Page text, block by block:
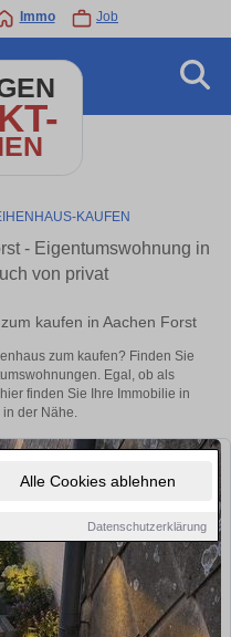
Alle Cookies ablehnen
Datenschutzerklärung
Immo Job
KAUFEN
- Eigentumswohnung in
von privat
kaufen in Aachen Forst
zum kaufen? Finden Sie
Egal, ob als
finden Sie Ihre Immobilie in
in der Nähe.